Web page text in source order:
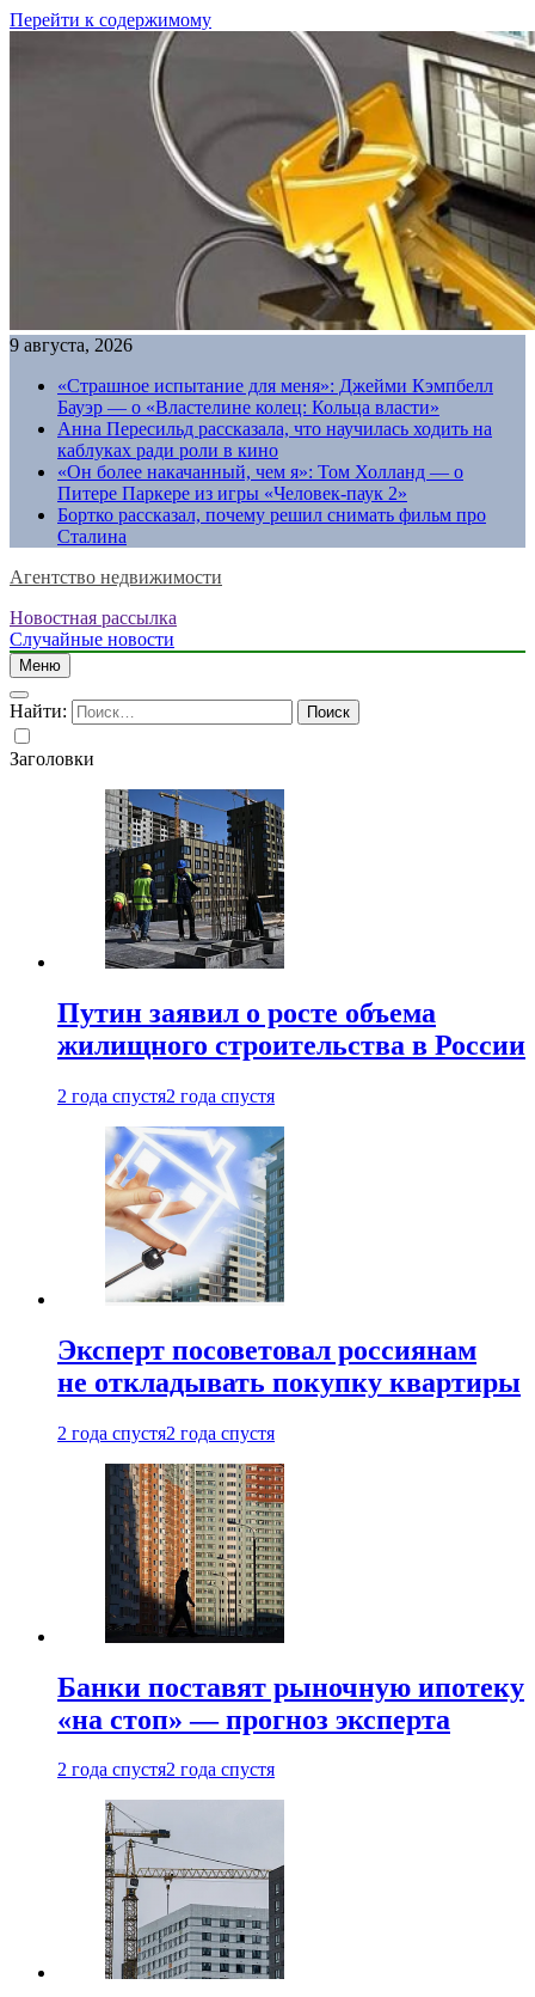
Перейти к содержимому
9 августа, 2026
«Страшное испытание для меня»: Джейми Кэмпбелл
Бауэр — о «Властелине колец: Кольца власти»
Анна Пересильд рассказала, что научилась ходить на
каблуках ради роли в кино
«Он более накачанный, чем я»: Том Холланд — о
Питере Паркере из игры «Человек-паук 2»
Бортко рассказал, почему решил снимать фильм про
Сталина
Агентство недвижимости
Новостная рассылка
Случайные новости
Меню
Найти:
Заголовки
Путин заявил о росте объема
жилищного строительства в России
2 года спустя2 года спустя
Эксперт посоветовал россиянам
не откладывать покупку квартиры
2 года спустя2 года спустя
Банки поставят рыночную ипотеку
«на стоп» — прогноз эксперта
2 года спустя2 года спустя